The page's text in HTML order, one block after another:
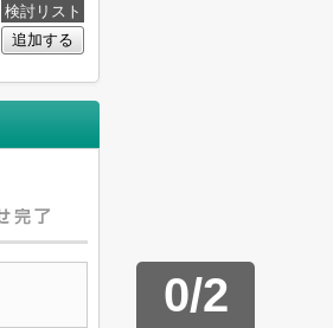
検討リスト
追加する
0/2